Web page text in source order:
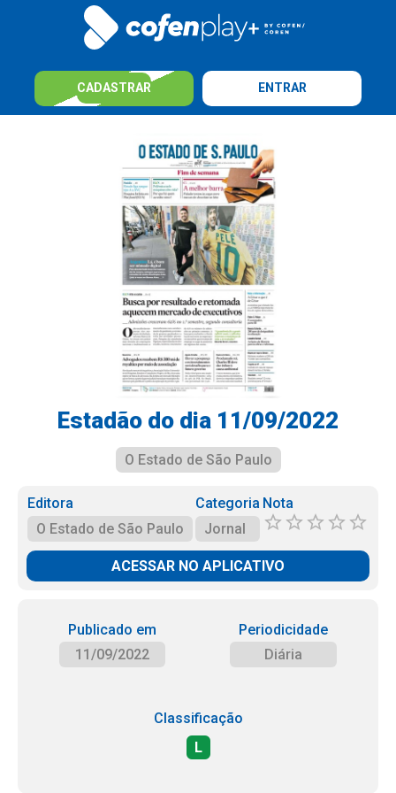
CADASTRAR ENTRAR
Estadão do dia 11/09/2022
O Estado de São Paulo
Editora
O Estado de São Paulo
Categoria
Jornal
Nota
ACESSAR NO APLICATIVO
Publicado em
11/09/2022
Periodicidade
Diária
Classificação
L